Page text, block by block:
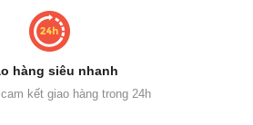
hàng siêu nhanh
kết giao hàng trong 24h